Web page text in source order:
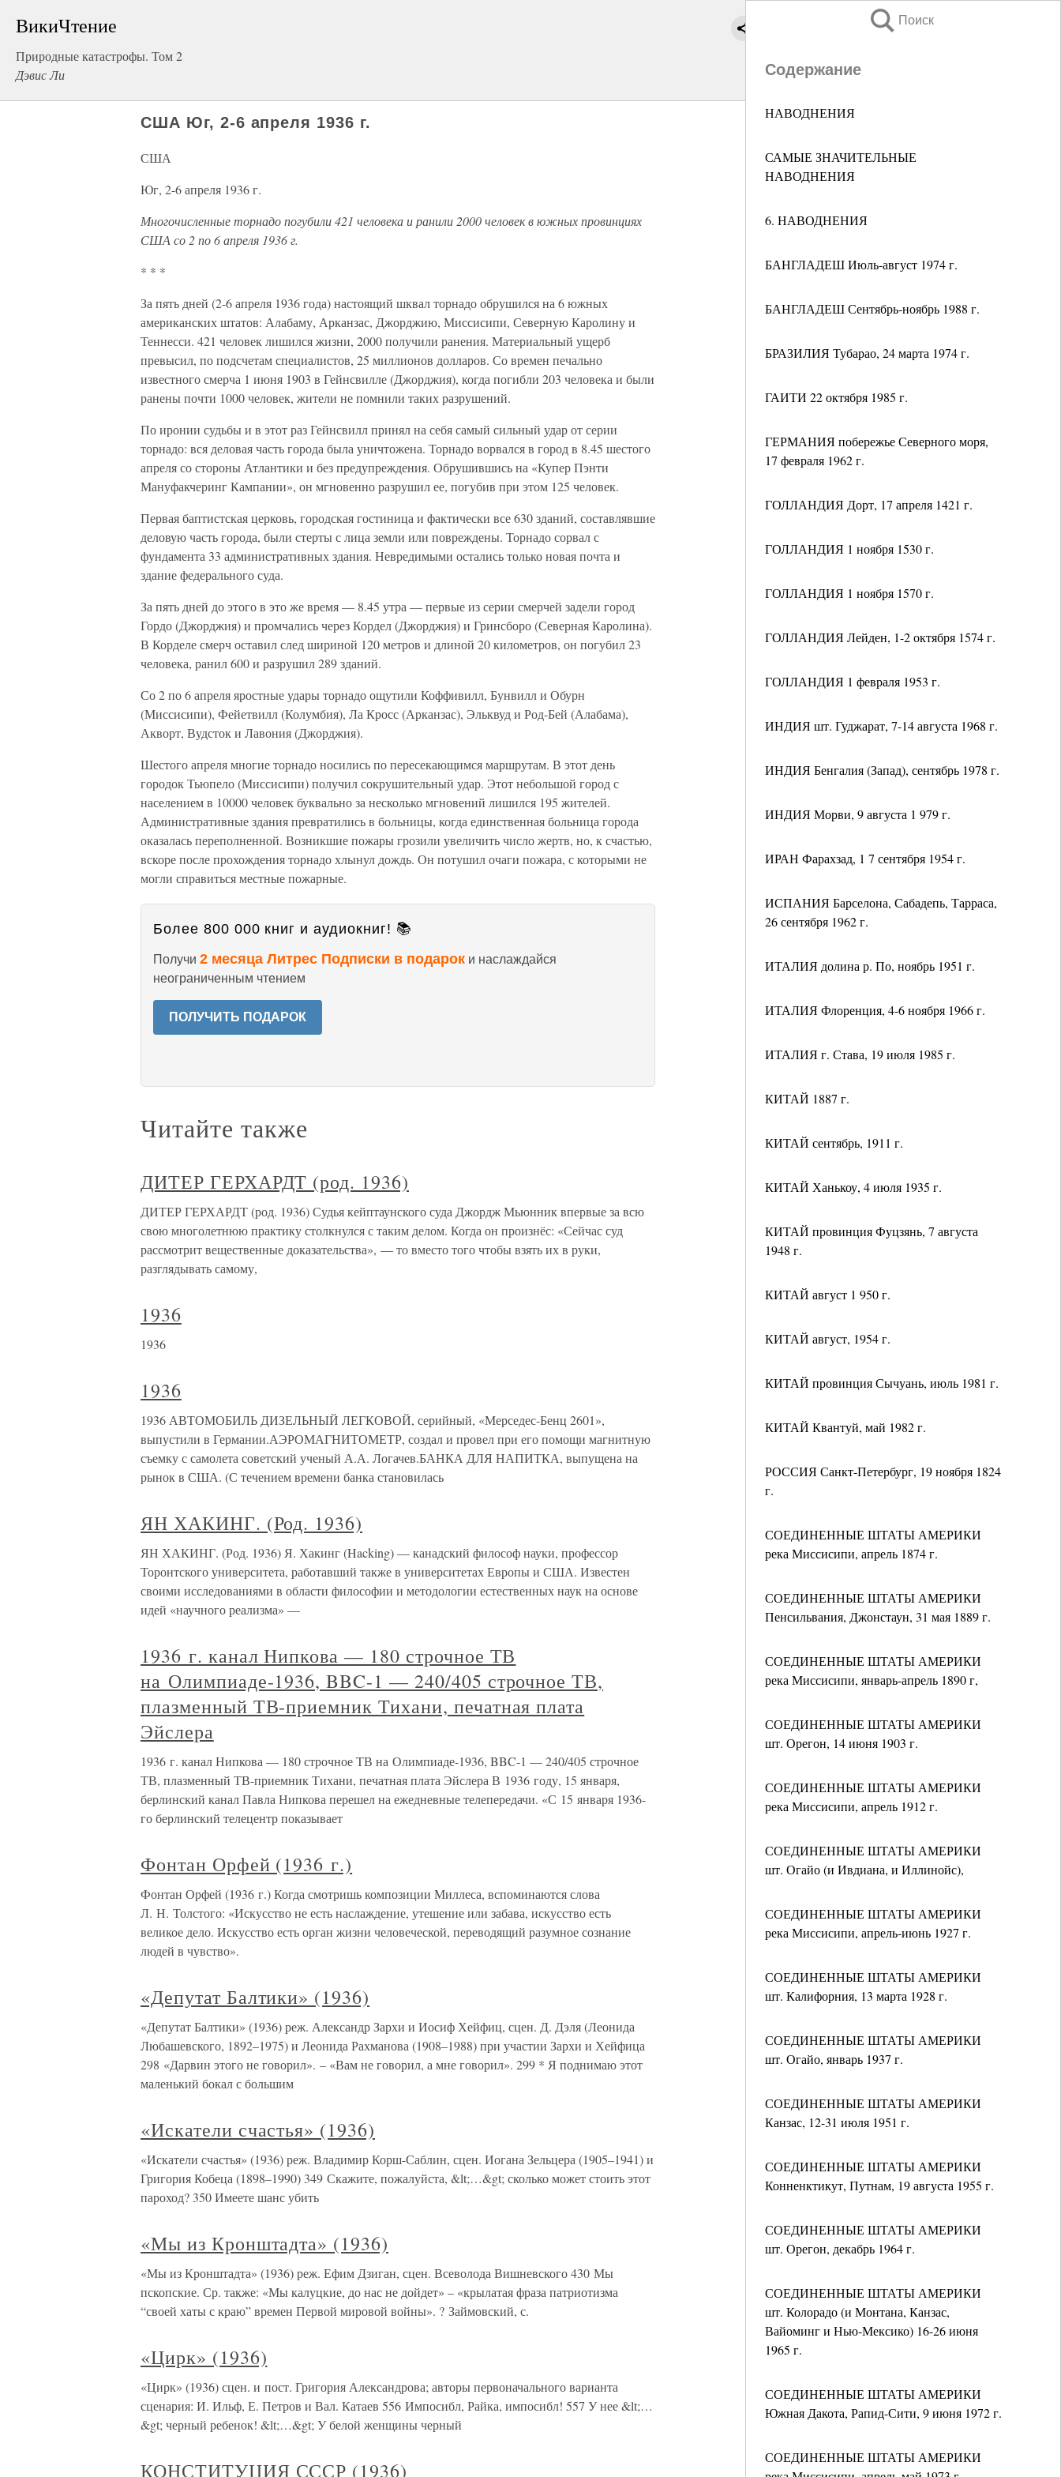
ВикиЧтение
Природные катастрофы. Том 2
Дэвис Ли
Поиск
Содержание
НАВОДНЕНИЯ
САМЫЕ ЗНАЧИТЕЛЬНЫЕ
НАВОДНЕНИЯ
6. НАВОДНЕНИЯ
БАНГЛАДЕШ Июль-август 1974 г.
БАНГЛАДЕШ Сентябрь-ноябрь 1988 г.
БРАЗИЛИЯ Тубарао, 24 марта 1974 г.
ГАИТИ 22 октября 1985 г.
ГЕРМАНИЯ побережье Северного моря,
17 февраля 1962 г.
ГОЛЛАНДИЯ Дорт, 17 апреля 1421 г.
ГОЛЛАНДИЯ 1 ноября 1530 г.
ГОЛЛАНДИЯ 1 ноября 1570 г.
ГОЛЛАНДИЯ Лейден, 1-2 октября 1574 г.
ГОЛЛАНДИЯ 1 февраля 1953 г.
ИНДИЯ шт. Гуджарат, 7-14 августа 1968 г.
ИНДИЯ Бенгалия (Запад), сентябрь 1978 г.
ИНДИЯ Морви, 9 августа 1 979 г.
ИРАН Фарахзад, 1 7 сентября 1954 г.
ИСПАНИЯ Барселона, Сабадепь, Тарраса,
26 сентября 1962 г.
ИТАЛИЯ долина р. По, ноябрь 1951 г.
ИТАЛИЯ Флоренция, 4-6 ноября 1966 г.
ИТАЛИЯ г. Става, 19 июля 1985 г.
КИТАЙ 1887 г.
КИТАЙ сентябрь, 1911 г.
КИТАЙ Ханькоу, 4 июля 1935 г.
КИТАЙ провинция Фуцзянь, 7 августа
1948 г.
КИТАЙ август 1 950 г.
КИТАЙ август, 1954 г.
КИТАЙ провинция Сычуань, июль 1981 г.
КИТАЙ Квантуй, май 1982 г.
РОССИЯ Санкт-Петербург, 19 ноября 1824
г.
СОЕДИНЕННЫЕ ШТАТЫ АМЕРИКИ
река Миссисипи, апрель 1874 г.
СОЕДИНЕННЫЕ ШТАТЫ АМЕРИКИ
Пенсильвания, Джонстаун, 31 мая 1889 г.
СОЕДИНЕННЫЕ ШТАТЫ АМЕРИКИ
река Миссисипи, январь-апрель 1890 г,
СОЕДИНЕННЫЕ ШТАТЫ АМЕРИКИ
шт. Орегон, 14 июня 1903 г.
СОЕДИНЕННЫЕ ШТАТЫ АМЕРИКИ
река Миссисипи, апрель 1912 г.
СОЕДИНЕННЫЕ ШТАТЫ АМЕРИКИ
шт. Огайо (и Ивдиана, и Иллинойс),
СОЕДИНЕННЫЕ ШТАТЫ АМЕРИКИ
река Миссисипи, апрель-июнь 1927 г.
СОЕДИНЕННЫЕ ШТАТЫ АМЕРИКИ
шт. Калифорния, 13 марта 1928 г.
СОЕДИНЕННЫЕ ШТАТЫ АМЕРИКИ
шт. Огайо, январь 1937 г.
СОЕДИНЕННЫЕ ШТАТЫ АМЕРИКИ
Канзас, 12-31 июля 1951 г.
СОЕДИНЕННЫЕ ШТАТЫ АМЕРИКИ
Конненктикут, Путнам, 19 августа 1955 г.
СОЕДИНЕННЫЕ ШТАТЫ АМЕРИКИ
шт. Орегон, декабрь 1964 г.
СОЕДИНЕННЫЕ ШТАТЫ АМЕРИКИ
шт. Колорадо (и Монтана, Канзас,
Вайоминг и Нью-Мексико) 16-26 июня
1965 г.
СОЕДИНЕННЫЕ ШТАТЫ АМЕРИКИ
Южная Дакота, Рапид-Сити, 9 июня 1972 г.
СОЕДИНЕННЫЕ ШТАТЫ АМЕРИКИ
США Юг, 2-6 апреля 1936 г.
США
Юг, 2-6 апреля 1936 г.
Многочисленные торнадо погубили 421 человека и ранили 2000 человек в южных провинциях
США со 2 по 6 апреля 1936 г.
* * *
За пять дней (2-6 апреля 1936 года) настоящий шквал торнадо обрушился на 6 южных
американских штатов: Алабаму, Арканзас, Джорджию, Миссисипи, Северную Каролину и
Теннесси. 421 человек лишился жизни, 2000 получили ранения. Материальный ущерб
превысил, по подсчетам специалистов, 25 миллионов долларов. Со времен печально
известного смерча 1 июня 1903 в Гейнсвилле (Джорджия), когда погибли 203 человека и были
ранены почти 1000 человек, жители не помнили таких разрушений.
По иронии судьбы и в этот раз Гейнсвилл принял на себя самый сильный удар от серии
торнадо: вся деловая часть города была уничтожена. Торнадо ворвался в город в 8.45 шестого
апреля со стороны Атлантики и без предупреждения. Обрушившись на «Купер Пэнти
Мануфакчеринг Кампании», он мгновенно разрушил ее, погубив при этом 125 человек.
Первая баптистская церковь, городская гостиница и фактически все 630 зданий, составлявшие
деловую часть города, были стерты с лица земли или повреждены. Торнадо сорвал с
фундамента 33 административных здания. Невредимыми остались только новая почта и
здание федерального суда.
За пять дней до этого в это же время — 8.45 утра — первые из серии смерчей задели город
Гордо (Джорджия) и промчались через Кордел (Джорджия) и Гринсборо (Северная Каролина).
В Корделе смерч оставил след шириной 120 метров и длиной 20 километров, он погубил 23
человека, ранил 600 и разрушил 289 зданий.
Со 2 по 6 апреля яростные удары торнадо ощутили Коффивилл, Бунвилл и Обурн
(Миссисипи), Фейетвилл (Колумбия), Ла Кросс (Арканзас), Эльквуд и Род-Бей (Алабама),
Акворт, Вудсток и Лавония (Джорджия).
Шестого апреля многие торнадо носились по пересекающимся маршрутам. В этот день
городок Тьюпело (Миссисипи) получил сокрушительный удар. Этот небольшой город с
населением в 10000 человек буквально за несколько мгновений лишился 195 жителей.
Административные здания превратились в больницы, когда единственная больница города
оказалась переполненной. Возникшие пожары грозили увеличить число жертв, но, к счастью,
вскоре после прохождения торнадо хлынул дождь. Он потушил очаги пожара, с которыми не
могли справиться местные пожарные.
Более 800 000 книг и аудиокниг! 📚
Получи 2 месяца Литрес Подписки в подарок и наслаждайся
неограниченным чтением
ПОЛУЧИТЬ ПОДАРОК
Читайте также
ДИТЕР ГЕРХАРДТ (род. 1936)
ДИТЕР ГЕРХАРДТ (род. 1936) Судья кейптаунского суда Джордж Мьюнник впервые за всю
свою многолетнюю практику столкнулся с таким делом. Когда он произнёс: «Сейчас суд
рассмотрит вещественные доказательства», — то вместо того чтобы взять их в руки,
разглядывать самому,
1936
1936
1936
1936 АВТОМОБИЛЬ ДИЗЕЛЬНЫЙ ЛЕГКОВОЙ, серийный, «Мерседес-Бенц 2601»,
выпустили в Германии.АЭРОМАГНИТОМЕТР, создал и провел при его помощи магнитную
съемку с самолета советский ученый А.А. Логачев.БАНКА ДЛЯ НАПИТКА, выпущена на
рынок в США. (С течением времени банка становилась
ЯН ХАКИНГ. (Род. 1936)
ЯН ХАКИНГ. (Род. 1936) Я. Хакинг (Hacking) — канадский философ науки, профессор
Торонтского университета, работавший также в университетах Европы и США. Известен
своими исследованиями в области философии и методологии естественных наук на основе
идей «научного реализма» —
1936 г. канал Нипкова — 180 строчное ТВ
на Олимпиаде-1936, BBC-1 — 240/405 строчное ТВ,
плазменный ТВ-приемник Тихани, печатная плата
Эйслера
1936 г. канал Нипкова — 180 строчное ТВ на Олимпиаде-1936, BBC-1 — 240/405 строчное
ТВ, плазменный ТВ-приемник Тихани, печатная плата Эйслера В 1936 году, 15 января,
берлинский канал Павла Нипкова перешел на ежедневные телепередачи. «С 15 января 1936-
го берлинский телецентр показывает
Фонтан Орфей (1936 г.)
Фонтан Орфей (1936 г.) Когда смотришь композиции Миллеса, вспоминаются слова
Л. Н. Толстого: «Искусство не есть наслаждение, утешение или забава, искусство есть
великое дело. Искусство есть орган жизни человеческой, переводящий разумное сознание
людей в чувство».
«Депутат Балтики» (1936)
«Депутат Балтики» (1936) реж. Александр Зархи и Иосиф Хейфиц, сцен. Д. Дэля (Леонида
Любашевского, 1892–1975) и Леонида Рахманова (1908–1988) при участии Зархи и Хейфица
298 «Дарвин этого не говорил». – «Вам не говорил, а мне говорил». 299 * Я поднимаю этот
маленький бокал с большим
«Искатели счастья» (1936)
«Искатели счастья» (1936) реж. Владимир Корш-Саблин, сцен. Иогана Зельцера (1905–1941) и
Григория Кобеца (1898–1990) 349 Скажите, пожалуйста, &lt;…&gt; сколько может стоить этот
пароход? 350 Имеете шанс убить
«Мы из Кронштадта» (1936)
«Мы из Кронштадта» (1936) реж. Ефим Дзиган, сцен. Всеволода Вишневского 430 Мы
пскопские. Ср. также: «Мы калуцкие, до нас не дойдет» – «крылатая фраза патриотизма
“своей хаты с краю” времен Первой мировой войны». ? Займовский, с.
«Цирк» (1936)
«Цирк» (1936) сцен. и пост. Григория Александрова; авторы первоначального варианта
сценария: И. Ильф, Е. Петров и Вал. Катаев 556 Импосибл, Райка, импосибл! 557 У нее &lt;…
&gt; черный ребенок! &lt;…&gt; У белой женщины черный
КОНСТИТУЦИЯ СССР (1936)